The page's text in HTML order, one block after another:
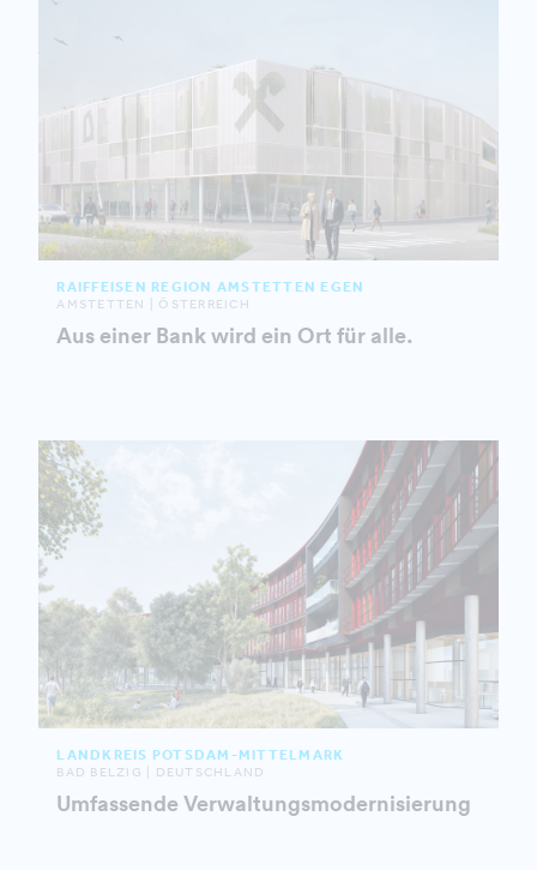
RAIFFEISEN REGION AMSTETTEN EGEN
AMSTETTEN | ÖSTERREICH
Aus einer Bank wird ein Ort für alle.
LANDKREIS POTSDAM-MITTELMARK
BAD BELZIG | DEUTSCHLAND
Umfassende Verwaltungsmodernisierung